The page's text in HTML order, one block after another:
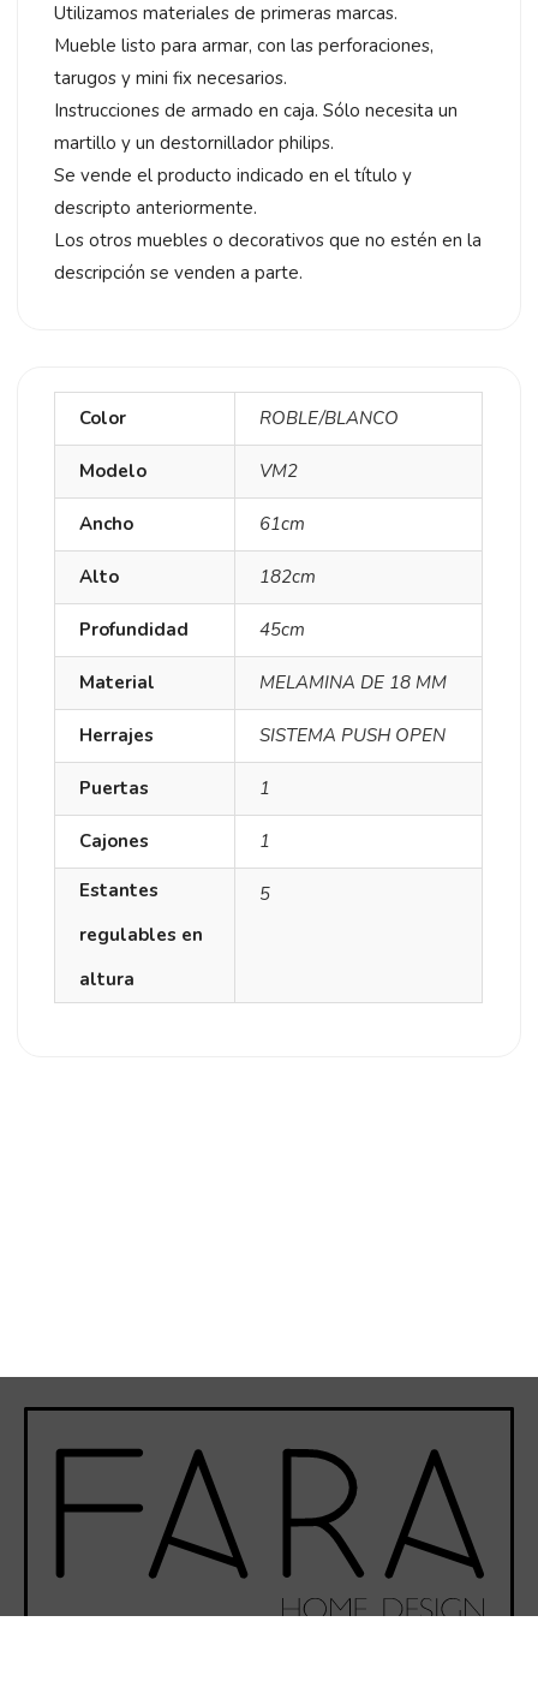
Utilizamos materiales de primeras marcas.
Mueble listo para armar, con las perforaciones,
tarugos y mini fix necesarios.
Instrucciones de armado en caja. Sólo necesita un
martillo y un destornillador philips.
Se vende el producto indicado en el título y
descripto anteriormente.
Los otros muebles o decorativos que no estén en la
descripción se venden a parte.
Color ROBLE/BLANCO
Modelo VM2
Ancho 61cm
Alto 182cm
Profundidad 45cm
Material MELAMINA DE 18 MM
Herrajes SISTEMA PUSH OPEN
Puertas 1
Cajones 1
Estantes
regulables en
altura
5